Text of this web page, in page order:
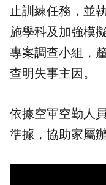
止訓練任務，並
施學科及加強模
專案調查小組，
查明失事主因。
依據空軍空勤人
準據，協助家屬